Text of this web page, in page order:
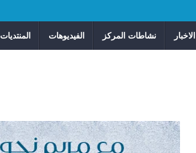
الاخبار نشاطات المركز الفيديوهات المنتديات